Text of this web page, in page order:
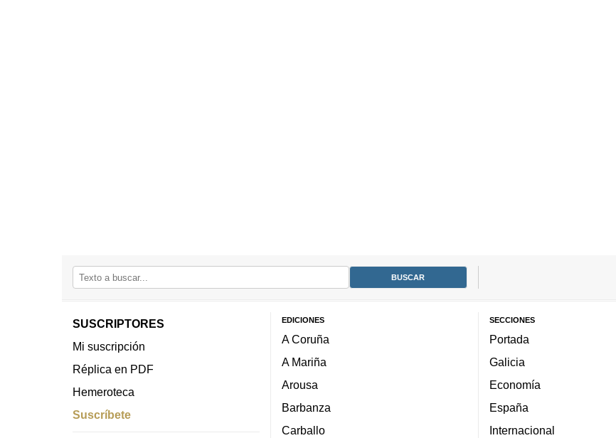
SUSCRIPTORES
Mi suscripción
Réplica en PDF
Hemeroteca
Suscríbete
EDICIONES
A Coruña
A Mariña
Arousa
Barbanza
Carballo
SECCIONES
Portada
Galicia
Economía
España
Internacional